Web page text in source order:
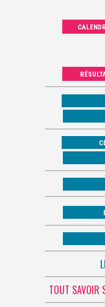
TOUT SAVOIR